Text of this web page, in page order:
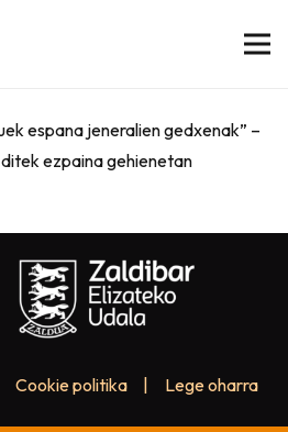
espana jeneralien gedxenak” –
ezpaina gehienetan
Cookie politika Lege oharra